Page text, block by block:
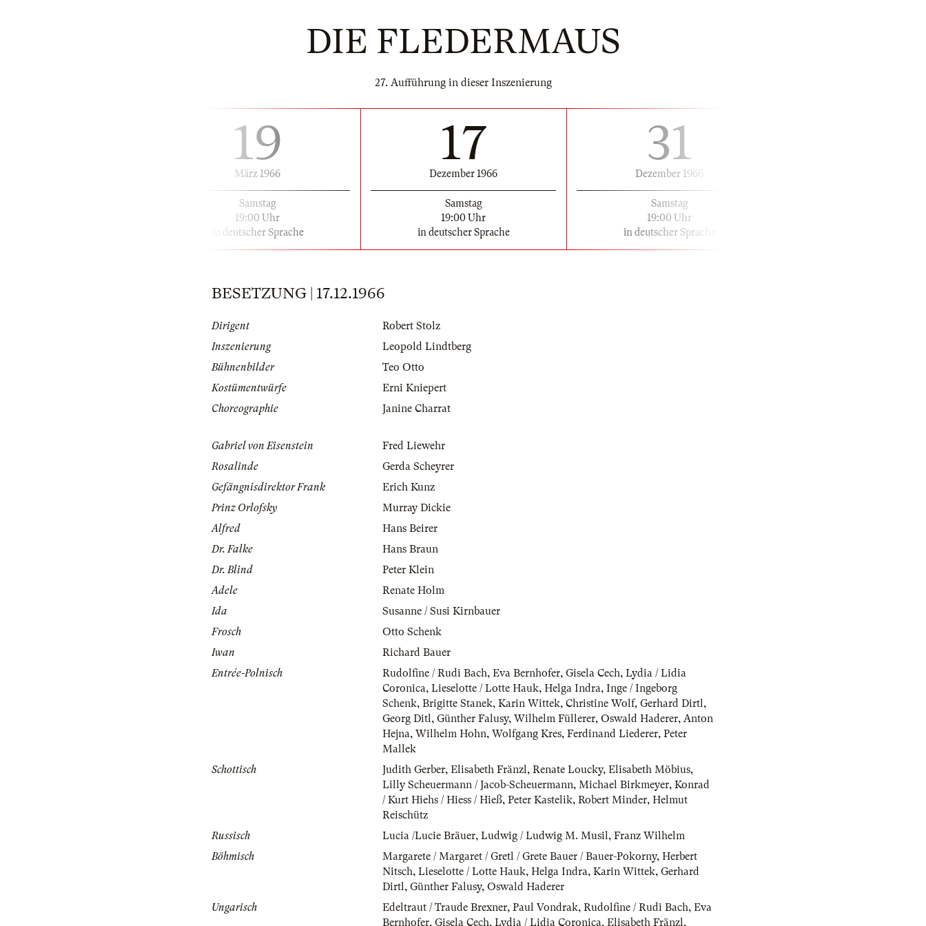
DIE FLEDERMAUS
27. Aufführung in dieser Inszenierung
19
März 1966
Samstag
19:00 Uhr
in deutscher Sprache
17
Dezember 1966
Samstag
19:00 Uhr
in deutscher Sprache
31
Dezember 1966
Samstag
19:00 Uhr
in deutscher Sprache
BESETZUNG | 17.12.1966
Dirigent
Robert Stolz
Inszenierung
Leopold Lindtberg
Bühnenbilder
Teo Otto
Kostümentwürfe
Erni Kniepert
Choreographie
Janine Charrat
Gabriel von Eisenstein
Fred Liewehr
Rosalinde
Gerda Scheyrer
Gefängnisdirektor Frank
Erich Kunz
Prinz Orlofsky
Murray Dickie
Alfred
Hans Beirer
Dr. Falke
Hans Braun
Dr. Blind
Peter Klein
Adele
Renate Holm
Ida
Susanne / Susi Kirnbauer
Frosch
Otto Schenk
Iwan
Richard Bauer
Entrée-Polnisch
Rudolfine / Rudi Bach, Eva Bernhofer, Gisela Cech, Lydia / Lidia
Coronica, Lieselotte / Lotte Hauk, Helga Indra, Inge / Ingeborg
Schenk, Brigitte Stanek, Karin Wittek, Christine Wolf, Gerhard Dirtl,
Georg Ditl, Günther Falusy, Wilhelm Füllerer, Oswald Haderer, Anton
Hejna, Wilhelm Hohn, Wolfgang Kres, Ferdinand Liederer, Peter
Mallek
Schottisch
Judith Gerber, Elisabeth Fränzl, Renate Loucky, Elisabeth Möbius,
Lilly Scheuermann / Jacob-Scheuermann, Michael Birkmeyer, Konrad
/ Kurt Hiehs / Hiess / Hieß, Peter Kastelik, Robert Minder, Helmut
Reischütz
Russisch
Lucia /Lucie Bräuer, Ludwig / Ludwig M. Musil, Franz Wilhelm
Böhmisch
Margarete / Margaret / Gretl / Grete Bauer / Bauer-Pokorny, Herbert
Nitsch, Lieselotte / Lotte Hauk, Helga Indra, Karin Wittek, Gerhard
Dirtl, Günther Falusy, Oswald Haderer
Ungarisch
Edeltraut / Traude Brexner, Paul Vondrak, Rudolfine / Rudi Bach, Eva
Bernhofer, Gisela Cech, Lydia / Lidia Coronica, Elisabeth Fränzl,